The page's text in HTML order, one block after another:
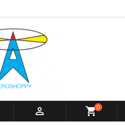
 shopping_cart0
×
d'envies ×
×
pour ajouter des produits
Annuler